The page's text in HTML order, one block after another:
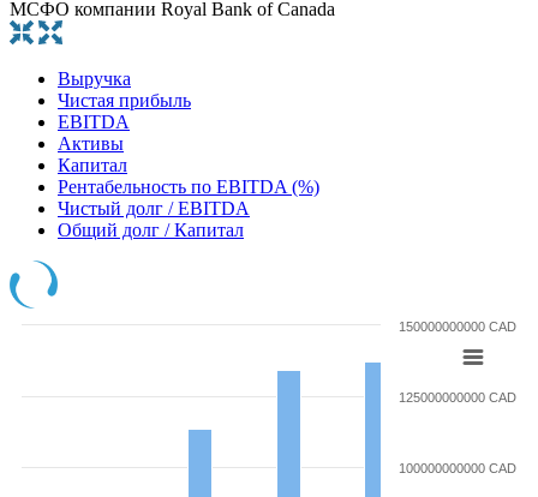
МСФО компании Royal Bank of Canada
Выручка
Чистая прибыль
EBITDA
Активы
Капитал
Рентабельность по EBITDA (%)
Чистый долг / EBITDA
Общий долг / Капитал
100000000000 CAD
125000000000 CAD
150000000000 CAD